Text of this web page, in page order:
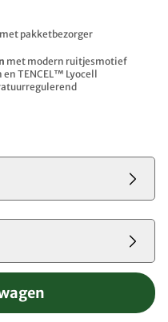
pakketbezorger
met modern ruitjesmotief
TENCEL™ Lyocell